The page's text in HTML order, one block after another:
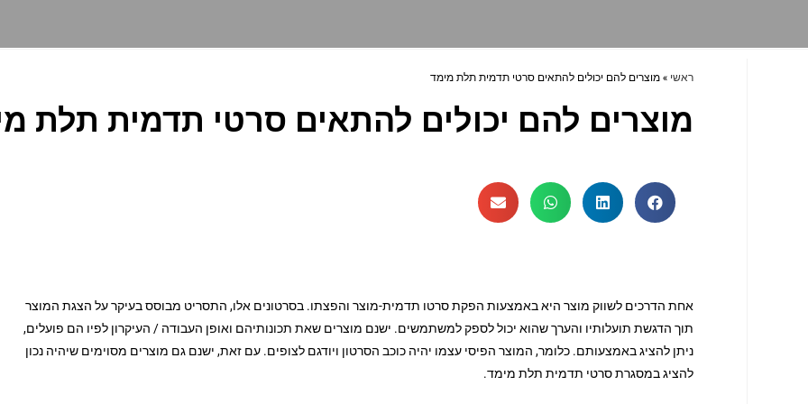
ראשי »מוצרים להם יכולים להתאים סרטי תדמית תלת מימד
מוצרים להם יכולים להתאים סרטי תדמית תלת
אחת הדרכים לשווק מוצר היא באמצעות הפקת סרטו תדמית-מוצר והפצתו. בסרטונים אלו, התסריט מבוסס בעיקר על הצגת המוצר
תוך הדגשת תועלותיו והערך שהוא יכול לספק למשתמשים. ישנם מוצרים שאת תכונותיהם ואופן העבודה / העיקרון לפיו הם פועלים,
ניתן להציג באמצעותם. כלומר, המוצר הפיסי עצמו יהיה כוכב הסרטון ויודגם לצופים. עם זאת, ישנם גם מוצרים מסוימים שיהיה נכון
להציג במסגרת סרטי תדמית תלת מימד.